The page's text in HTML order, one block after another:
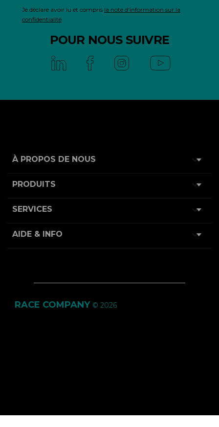
Je déclare avoir lu et compris la note d'information sur la
confidentialité
POUR NOUS SUIVRE
À PROPOS DE NOUS 
PRODUITS 
SERVICES 
AIDE & INFO 
RACE COMPANY © 2026